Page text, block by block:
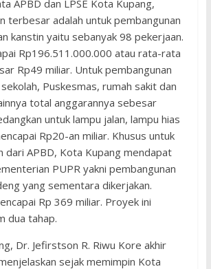
APBD dan LPSE Kota Kupang,
terbesar adalah untuk pembangunan
kanstin yaitu sebanyak 98 pekerjaan.
Rp196.511.000.000 atau rata-rata
Rp49 miliar. Untuk pembangunan
Puskesmas, rumah sakit dan
total anggarannya sebesar
untuk lampu jalan, lampu hias
Rp20-an miliar. Khusus untuk
dari APBD, Kota Kupang mendapat
PUPR yakni pembangunan
yang sementara dikerjakan.
Rp 369 miliar. Proyek ini
dua tahap.
Dr. Jefirstson R. Riwu Kore akhir
sejak memimpin Kota